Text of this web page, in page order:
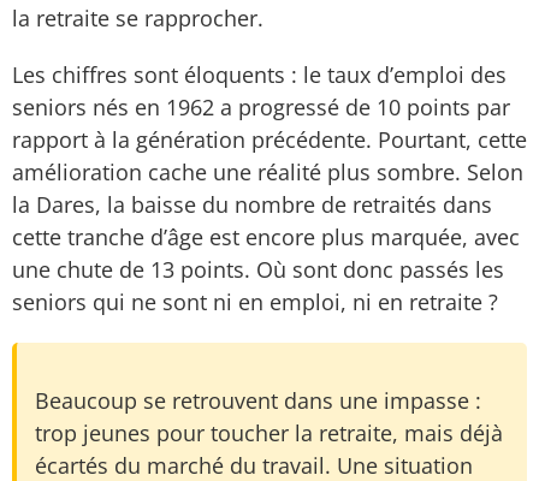
la retraite se rapprocher.
Les chiffres sont éloquents : le taux d’emploi des
seniors nés en 1962 a progressé de 10 points par
rapport à la génération précédente. Pourtant, cette
amélioration cache une réalité plus sombre. Selon
la Dares, la baisse du nombre de retraités dans
cette tranche d’âge est encore plus marquée, avec
une chute de 13 points. Où sont donc passés les
seniors qui ne sont ni en emploi, ni en retraite ?
Beaucoup se retrouvent dans une impasse :
trop jeunes pour toucher la retraite, mais déjà
écartés du marché du travail. Une situation